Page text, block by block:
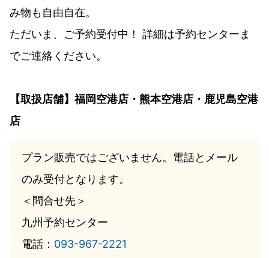
み物も自由自在。
ただいま、ご予約受付中！ 詳細は予約センターま
でご連絡ください。
【取扱店舗】福岡空港店・熊本空港店・鹿児島空港
店
プラン販売ではございません。電話とメール
のみ受付となります。
＜問合せ先＞
九州予約センター
電話： 093-967-2221